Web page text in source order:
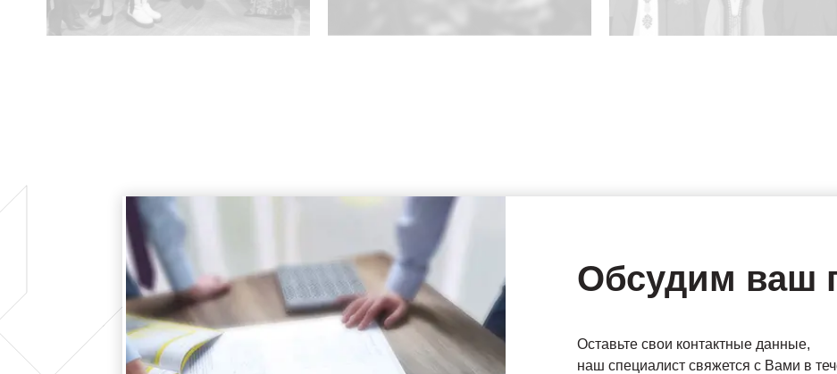
Обсудим ваш
Оставьте свои контактные данные,
наш специалист свяжется с Вами в